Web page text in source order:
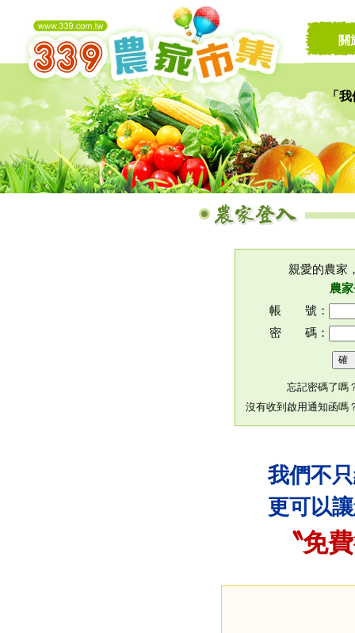
「我
讓
關
親愛的農家
農
帳 號：
密 碼：
忘記密碼了嗎
沒有收到啟用通知函嗎
我們不
更可以
〝免